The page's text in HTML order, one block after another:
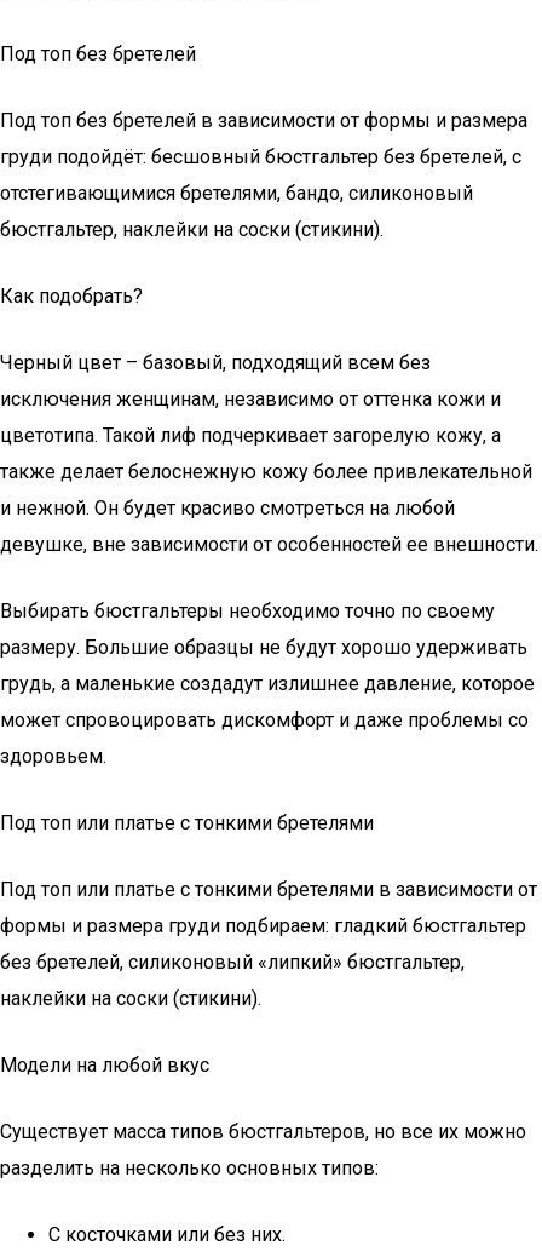
Под топ без бретелей
Под топ без бретелей в зависимости от формы и размера
груди подойдёт: бесшовный бюстгальтер без бретелей, с
отстегивающимися бретелями, бандо, силиконовый
бюстгальтер, наклейки на соски (стикини).
Как подобрать?
Черный цвет – базовый, подходящий всем без
исключения женщинам, независимо от оттенка кожи и
цветотипа. Такой лиф подчеркивает загорелую кожу, а
также делает белоснежную кожу более привлекательной
и нежной. Он будет красиво смотреться на любой
девушке, вне зависимости от особенностей ее внешности.
Выбирать бюстгальтеры необходимо точно по своему
размеру. Большие образцы не будут хорошо удерживать
грудь, а маленькие создадут излишнее давление, которое
может спровоцировать дискомфорт и даже проблемы со
здоровьем.
Под топ или платье с тонкими бретелями
Под топ или платье с тонкими бретелями в зависимости от
формы и размера груди подбираем: гладкий бюстгальтер
без бретелей, силиконовый «липкий» бюстгальтер,
наклейки на соски (стикини).
Модели на любой вкус
Существует масса типов бюстгальтеров, но все их можно
разделить на несколько основных типов:
С косточками или без них.